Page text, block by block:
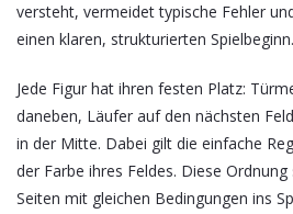
versteht, vermeidet typische Fehler
einen klaren, strukturierten Spielbeginn.
Jede Figur hat ihren festen Platz:
daneben, Läufer auf den nächsten
in der Mitte. Dabei gilt die einfache
der Farbe ihres Feldes. Diese
Seiten mit gleichen Bedingungen ins